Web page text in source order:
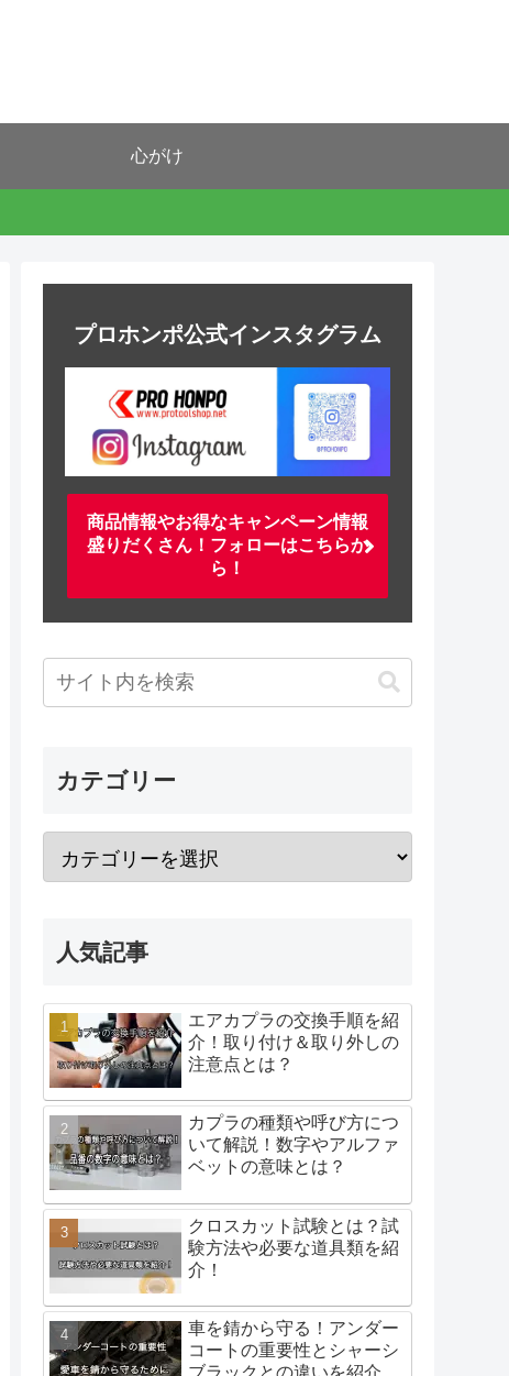
心がけ
プロホンポ公式インスタグラム
商品情報やお得なキャンペーン情報
盛りだくさん！フォローはこちらか
ら！
カテゴリー
人気記事
エアカプラの交換手順を紹
介！取り付け＆取り外しの
注意点とは？
カプラの種類や呼び方につ
いて解説！数字やアルファ
ベットの意味とは？
クロスカット試験とは？試
験方法や必要な道具類を紹
介！
車を錆から守る！アンダー
コートの重要性とシャーシ
ブラックとの違いを紹介